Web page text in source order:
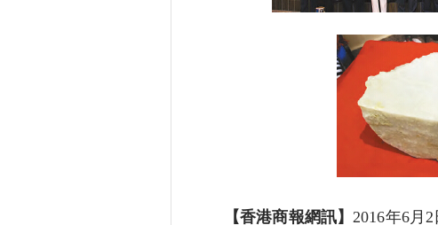
【香港商報網訊】2016年6月